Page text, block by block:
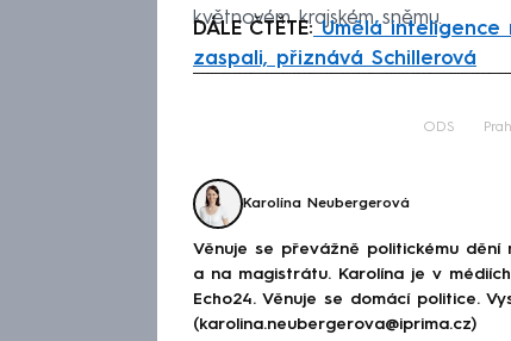
květnovém krajském sněmu.
DÁLE ČTĚTE:Umělá inteligence
zaspali, přiznává Schillerová
ODS
Karolína Neubergerová
Věnuje se převážně politickému
a na magistrátu. Karolína je v
Echo24. Věnuje se domácí politice.
(karolina.neubergerova@iprima.cz)